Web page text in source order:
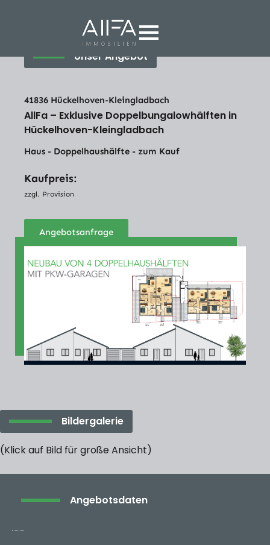
Unser Angebot
41836 Hückelhoven-Kleingladbach
AllFa – Exklusive Doppelbungalowhälften in
Hückelhoven-Kleingladbach
Haus - Doppelhaushälfte - zum Kauf
Kaufpreis:
zzgl. Provision
Angebotsanfrage
Bildergalerie
(Klick auf Bild für große Ansicht)
Angebotsdaten